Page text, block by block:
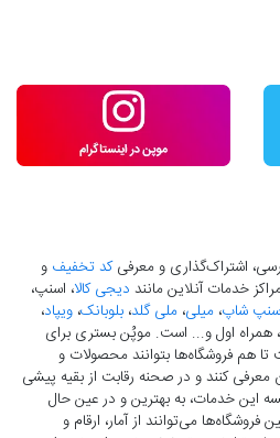
اشتراک‌گذاری و معرفیکد تخفیف و
خدمات آنلاین مانند دیجی کالا، اسنپ،
شاپ، میلی، ملی گلد، بلوبانک، ویپاد،
همراه اول و... است. موپُن بستری برای
هم فروشگاه‌ها بتوانند محصولات و
کنند و در صحنه رقابت از بقیه پیشی
این خدمات، به بهترین و در عین حال
می‌توانند از آمار، ارقام و